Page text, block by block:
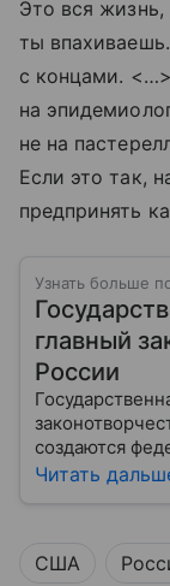
Это вся
ты
с концами.
на
не на
Если это так,
предпринять
Узнать больше
главный
России
создаются
жизни каждого
Читать
США